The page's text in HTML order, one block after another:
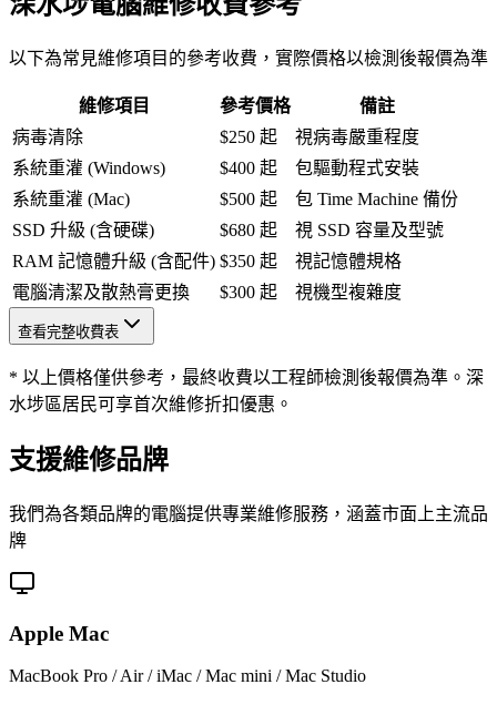
以下為常見維修項目的參考收費，實際價格以檢測後報價為準
維修項目 參考價格
備註
病毒清除
$250 起
視病毒嚴重程度
系統重灌 (Windows)
$400 起
包驅動程式安裝
系統重灌 (Mac)
$500 起
包 Time Machine 備份
SSD 升級 (含硬碟)
$680 起
視 SSD 容量及型號
RAM 記憶體升級 (含配件) $350 起
視記憶體規格
電腦清潔及散熱膏更換
$300 起 視機型複雜度
查看完整收費表
* 以上價格僅供參考，最終收費以工程師檢測後報價為準。深
水埗區居民可享首次維修折扣優惠。
支援維修品牌
我們為各類品牌的電腦提供專業維修服務，涵蓋市面上主流品
牌
Apple Mac
MacBook Pro / Air / iMac / Mac mini / Mac Studio